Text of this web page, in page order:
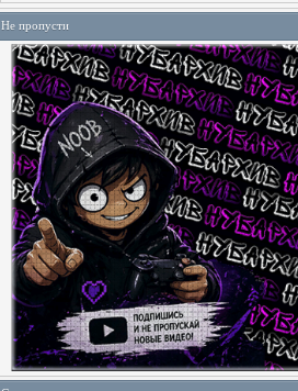
Не пропусти